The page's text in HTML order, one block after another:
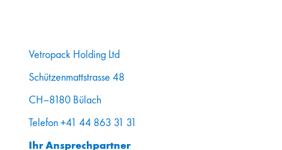
Vetropack Holding Ltd
Schützenmattstrasse 48
CH–8180 Bülach
Telefon +41 44 863 31 31
Ihr Ansprechpartner